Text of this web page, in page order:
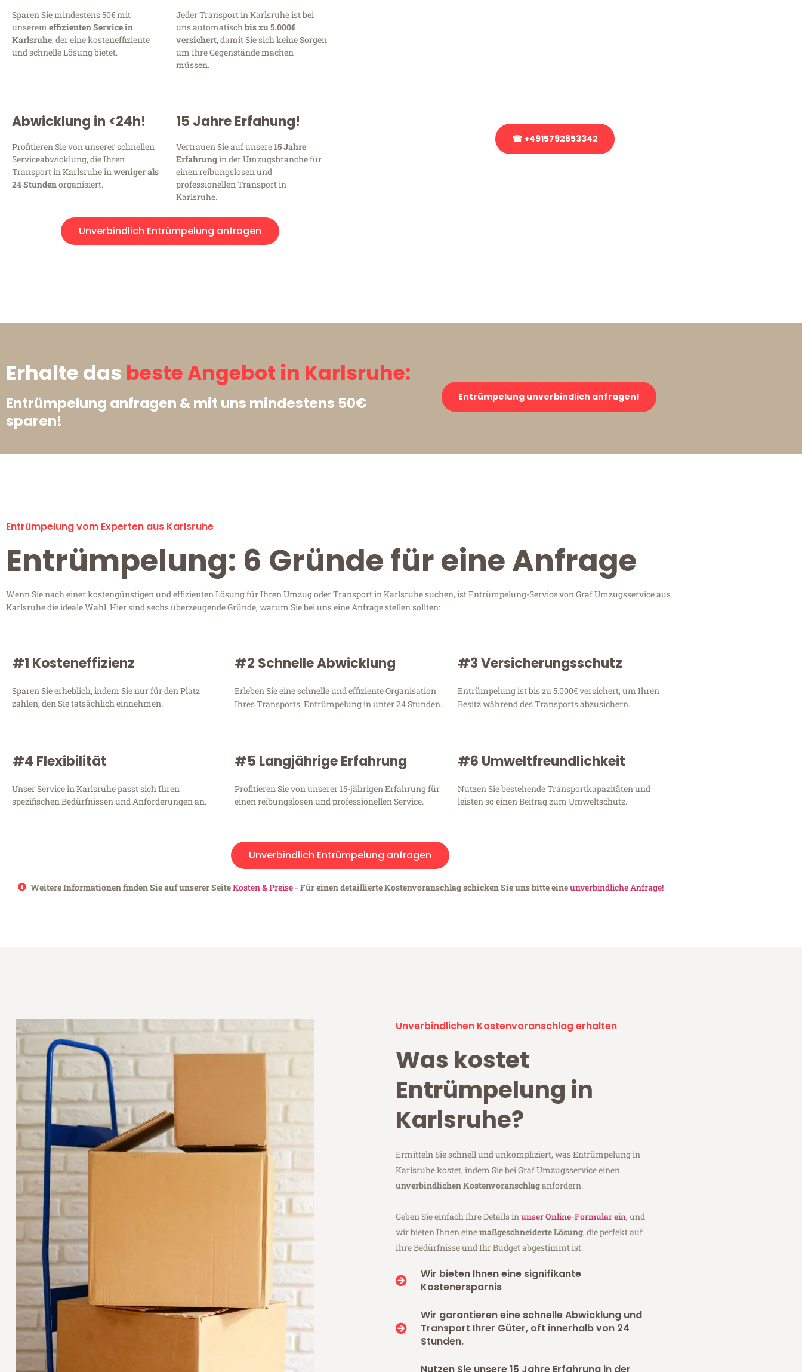
Sparen Sie mindestens 50€ mit
unserem effizienten Service in
Karlsruhe, der eine kosteneffiziente
und schnelle Lösung bietet.
Jeder Transport in Karlsruhe ist bei
uns automatischbis zu 5.000€
versichert, damit Sie sich keine Sorgen
um Ihre Gegenstände machen
müssen.
Abwicklung in <24h!
Profitieren Sie von unserer schnellen
Serviceabwicklung, die Ihren
Transport in Karlsruhe in weniger als
24 Stundenorganisiert.
15 Jahre Erfahung!
Vertrauen Sie auf unsere15 Jahre
Erfahrungin der Umzugsbranche für
einen reibungslosen und
professionellen Transport in
Karlsruhe.
Unverbindlich Entrümpelung anfragen
☎ +4915792653342
Erhalte das beste Angebot in Karlsruhe:
Entrümpelung anfragen & mit uns mindestens 50€
sparen!
Entrümpelung unverbindlich anfragen!
Entrümpelung vom Experten aus Karlsruhe
Entrümpelung: 6 Gründe für eine Anfrage
Wenn Sie nach einer kostengünstigen und effizienten Lösung für Ihren Umzug oder Transport in Karlsruhe suchen, ist Entrümpelung-Service von Graf Umzugsservice aus
Karlsruhe die ideale Wahl. Hier sind sechs überzeugende Gründe, warum Sie bei uns eine Anfrage stellen sollten:
#1 Kosteneffizienz
Sparen Sie erheblich, indem Sie nur für den Platz
zahlen, den Sie tatsächlich einnehmen.
#2 Schnelle Abwicklung
Erleben Sie eine schnelle und effiziente Organisation
Ihres Transports. Entrümpelung in unter 24 Stunden.
#3 Versicherungsschutz
Entrümpelung ist bis zu 5.000€ versichert, um Ihren
Besitz während des Transports abzusichern.
#4 Flexibilität
Unser Service in Karlsruhe passt sich Ihren
spezifischen Bedürfnissen und Anforderungen an.
#5 Langjährige Erfahrung
Profitieren Sie von unserer 15-jährigen Erfahrung für
einen reibungslosen und professionellen Service.
#6 Umweltfreundlichkeit
Nutzen Sie bestehende Transportkapazitäten und
leisten so einen Beitrag zum Umweltschutz.
Unverbindlich Entrümpelung anfragen
Weitere Informationen finden Sie auf unserer SeiteKosten & Preise- Für einen detaillierte Kostenvoranschlag schicken Sie uns bitte eineunverbindliche Anfrage!
Unverbindlichen Kostenvoranschlag erhalten
Was kostet
Entrümpelung in
Karlsruhe?
Ermitteln Sie schnell und unkompliziert, was Entrümpelung in
Karlsruhe kostet, indem Sie bei Graf Umzugsservice einen
unverbindlichen Kostenvoranschlaganfordern.
Geben Sie einfach Ihre Details inunser Online-Formular ein, und
wir bieten Ihnen einemaßgeschneiderte Lösung, die perfekt auf
Ihre Bedürfnisse und Ihr Budget abgestimmt ist.
Wir bieten Ihnen eine signifikante
Kostenersparnis
Wir garantieren eine schnelle Abwicklung und
Transport Ihrer Güter, oft innerhalb von 24
Stunden.
Nutzen Sie unsere 15 Jahre Erfahrung in der